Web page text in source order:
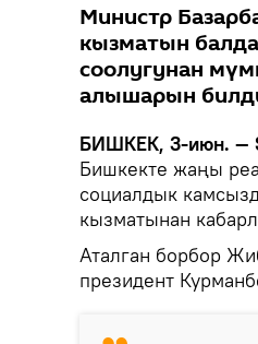
Министр
кызматын
соолугунан
алышарын
БИШКЕК, 3-июн. —
Бишкекте жаңы
социалдык
кызматынан
Аталган борбор
президент